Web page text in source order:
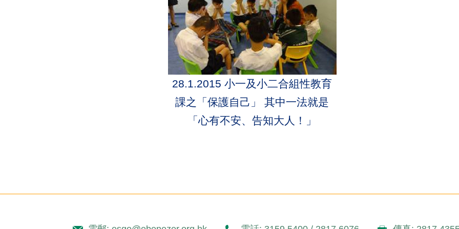
28.1.2015 小一及小二合組性教育
課之「保護自己」 其中一法就是
「心有不安、告知大人！」